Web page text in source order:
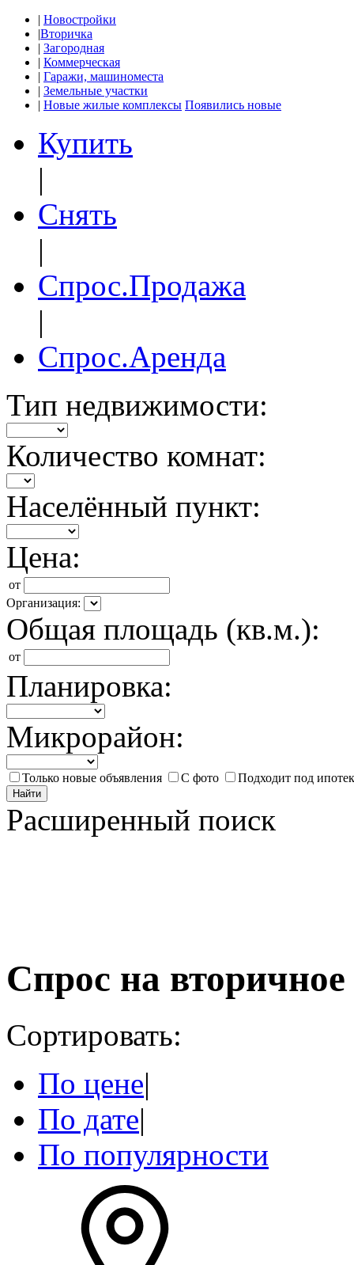
| Новостройки
|Вторичка
| Загородная
| Коммерческая
| Гаражи, машиноместа
| Земельные участки
| Новые жилые комплексы Появились новые
Купить
|
Снять
|
Спрос.Продажа
|
Спрос.Аренда
Тип недвижимости:
Количество комнат:
Населённый пункт:
Цена:
от
Организация:
Общая площадь (кв.м.):
от
Планировка:
Микрорайон:
Только новые объявления С фото Подходит под
Найти
Расширенный поиск
Спрос на
Сортировать:
По цене|
По дате|
По популярности